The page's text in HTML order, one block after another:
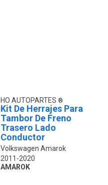
HO AUTOPARTES
Kit De Herrajes Para
Tambor De Freno
Trasero Lado
Conductor
Volkswagen Amarok
2011-2020
AMAROK